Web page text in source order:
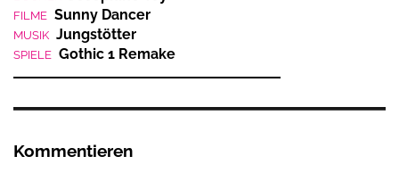
FILME Sunny Dancer
MUSIK Jungstötter
SPIELE Gothic 1 Remake
Kommentieren